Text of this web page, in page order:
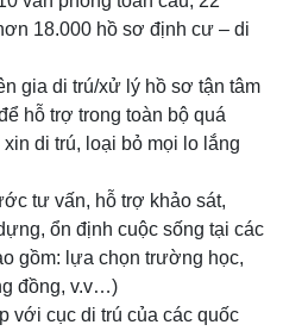
18.000 hồ sơ định cư – di
gia di trú/xử lý hồ sơ tận tâm
hỗ trợ trong toàn bộ quá
di trú, loại bỏ mọi lo lắng
tư vấn, hỗ trợ khảo sát,
ổn định cuộc sống tại các
gồm: lựa chọn trường học,
đồng, v.v…)
với cục di trú của các quốc